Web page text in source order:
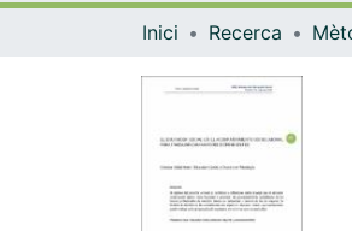
Inici Recerca